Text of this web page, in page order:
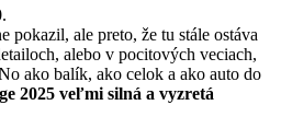
.
pokazil, ale preto, že tu stále ostáva
alebo v pocitových veciach,
ako balík, ako celok a ako auto do
2025 veľmi silná a vyzretá